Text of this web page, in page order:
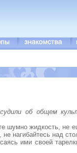
об общем
шумно жидкость, не
нагибайтесь над
ими своей